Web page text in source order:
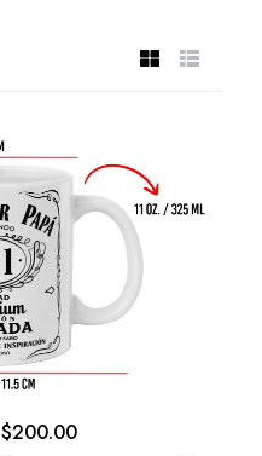
$200.00